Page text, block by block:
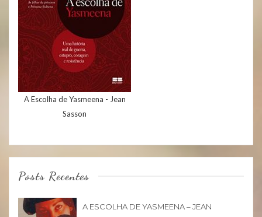
A Escolha de Yasmeena - Jean
Sasson
Posts Recentes
A ESCOLHA DE YASMEENA – JEAN